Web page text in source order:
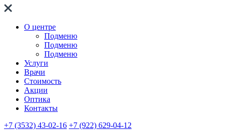
О центре
Подменю
Подменю
Подменю
Услуги
Врачи
Стоимость
Акции
Оптика
Контакты
+7 (3532) 43-02-16 +7 (922) 629-04-12